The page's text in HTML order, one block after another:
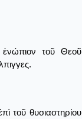
ἐνώπιον τοῦ Θεοῦ
τοῦ θυσιαστηρίου